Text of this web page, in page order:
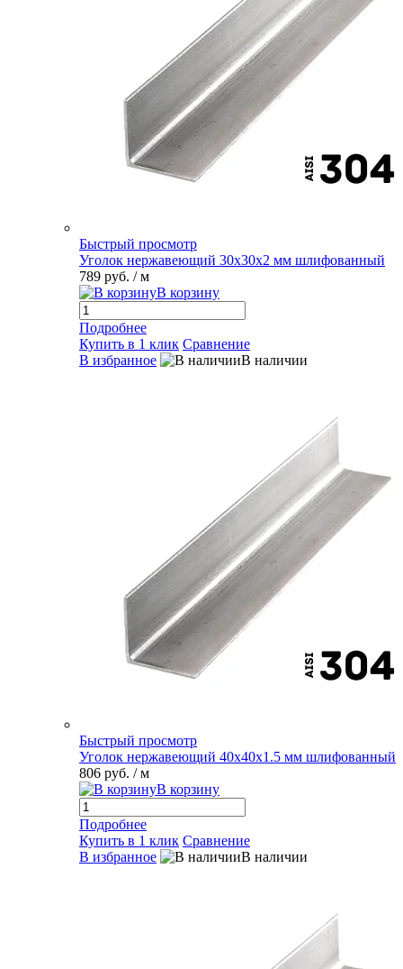
Быстрый просмотр
Уголок нержавеющий 30х30х2 мм шлифованный
789 руб. / м
В корзину
Подробнее
Купить в 1 клик Сравнение
В избранное
В наличии
Быстрый просмотр
Уголок нержавеющий 40х40х1.5 мм шлифованный
806 руб. / м
В корзину
Подробнее
Купить в 1 клик Сравнение
В избранное
В наличии